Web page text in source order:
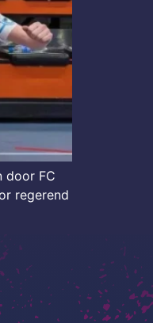
door FC
regerend